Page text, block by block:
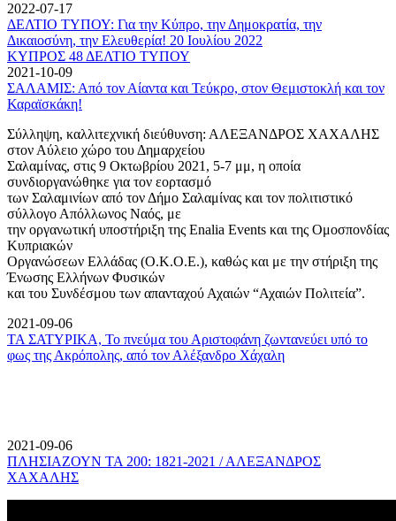
2022-07-17
ΔΕΛΤΙΟ ΤΥΠΟΥ: Για την Κύπρο, την Δημοκρατία, την
Δικαιοσύνη, την Ελευθερία! 20 Ιουλίου 2022
ΚΥΠΡΟΣ 48 ΔΕΛΤΙΟ ΤΥΠΟΥ
2021-10-09
ΣΑΛΑΜΙΣ: Από τον Αίαντα και Τεύκρο, στον Θεμιστοκλή και τον
Καραϊσκάκη!
Σύλληψη, καλλιτεχνική διεύθυνση: ΑΛΕΞΑΝΔΡΟΣ ΧΑΧΑΛΗΣ
στον Αύλειο χώρο του Δημαρχείου
Σαλαμίνας, στις 9 Οκτωβρίου 2021, 5-7 μμ, η οποία
συνδιοργανώθηκε για τον εορτασμό
των Σαλαμινίων από τον Δήμο Σαλαμίνας και τον πολιτιστικό
σύλλογο Απόλλωνος Ναός, με
την οργανωτική υποστήριξη της Enalia Events και της Ομοσπονδίας
Κυπριακών
Οργανώσεων Ελλάδας (Ο.Κ.Ο.Ε.), καθώς και με την στήριξη της
Ένωσης Ελλήνων Φυσικών
και του Συνδέσμου των απανταχού Αχαιών “Αχαιών Πολιτεία”.
2021-09-06
ΤΑ ΣΑΤΥΡΙΚΑ, Το πνεύμα του Αριστοφάνη ζωντανεύει υπό το
φως της Ακρόπολης, από τον Αλέξανδρο Χάχαλη
2021-09-06
ΠΛΗΣΙΑΖΟΥΝ ΤΑ 200: 1821-2021 / ΑΛΕΞΑΝΔΡΟΣ
ΧΑΧΑΛΗΣ